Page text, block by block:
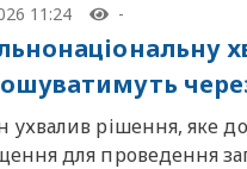
11:24 -
ухвалив рішення, яке
для проведення